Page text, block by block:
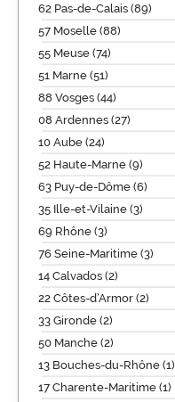
62 Pas-de-Calais (89)
57 Moselle (88)
55 Meuse (74)
51 Marne (51)
88 Vosges (44)
08 Ardennes (27)
10 Aube (24)
52 Haute-Marne (9)
63 Puy-de-Dôme (6)
35 Ille-et-Vilaine (3)
69 Rhône (3)
76 Seine-Maritime (3)
14 Calvados (2)
22 Côtes-d’Armor (2)
33 Gironde (2)
50 Manche (2)
13 Bouches-du-Rhône (1)
17 Charente-Maritime (1)